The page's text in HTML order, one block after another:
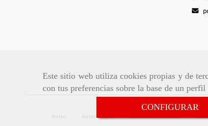
Este sitio web utiliza cookies propias y de
con tus preferencias sobre la base de un
CONFIGURAR
Inicio Aviso Legal Política de cookies